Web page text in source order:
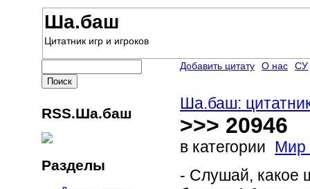
Ша.баш
Цитатник игр и игроков
Ша.баш:
>>> 20946
в категории Мир
- Слушай, какое
Добавить цитату О нас СУ
RSS.Ша.баш
Разделы